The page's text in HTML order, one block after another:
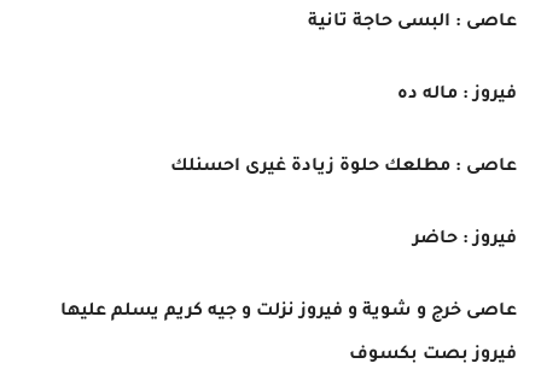
عاصى : البسى حاجة تانية
فيروز : ماله ده
عاصى : مطلعك حلوة زيادة غيرى احسنلك
فيروز : حاضر
عاصى خرج و شوية و فيروز نزلت و جيه كريم يسلم عليها
فيروز بصت بكسوف